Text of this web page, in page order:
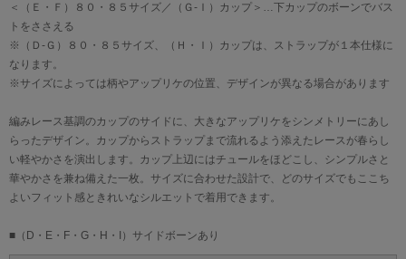
＜（Ｅ・Ｆ）８０・８５サイズ／（Ｇ-Ｉ）カップ＞…下カップのボーンでバス
トをささえる
※（Ｄ-Ｇ）８０・８５サイズ、（Ｈ・Ｉ）カップは、ストラップが１本仕様に
なります。
※サイズによっては柄やアップリケの位置、デザインが異なる場合があります
編みレース基調のカップのサイドに、大きなアップリケをシンメトリーにあし
らったデザイン。カップからストラップまで流れるよう添えたレースが春らし
い軽やかさを演出します。カップ上辺にはチュールをほどこし、シンプルさと
華やかさを兼ね備えた一枚。サイズに合わせた設計で、どのサイズでもここち
よいフィット感ときれいなシルエットで着用できます。
■（D・E・F・G・H・I）サイドボーンあり